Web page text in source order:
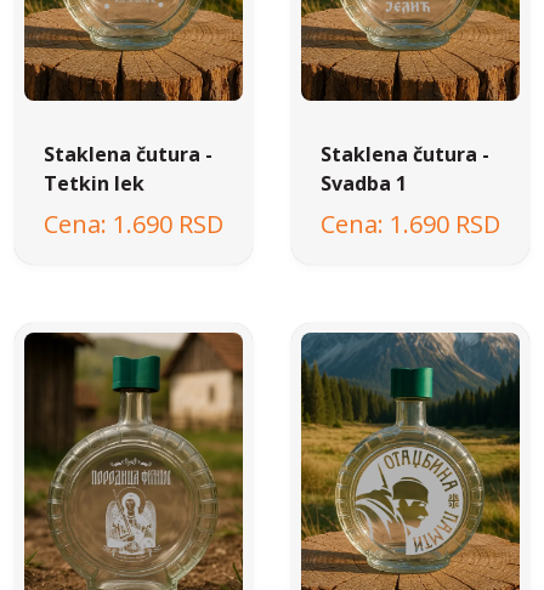
Staklena čutura -
Tetkin lek
1.690 RSD
Staklena čutura -
Svadba 1
1.690 RSD